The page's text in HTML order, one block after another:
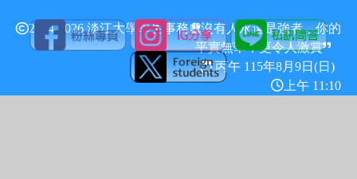
2024-2026 淡江大學學生事務處沒有人永遠是強者，你的
平實無華，更令人激賞
丙午 115年8月9日(日)
上午 11:10